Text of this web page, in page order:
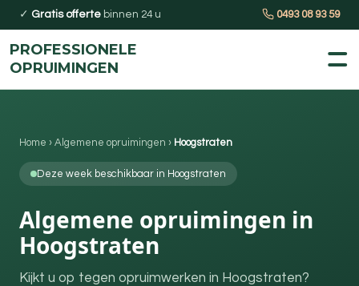
✓ Gratis offerte binnen 24 u 0493 08 93 59
PROFESSIONELE
OPRUIMINGEN
Home › Algemene opruimingen › Hoogstraten
Deze week beschikbaar in Hoogstraten
Algemene opruimingen in
Hoogstraten
Kijkt u op tegen opruimwerken in Hoogstraten?